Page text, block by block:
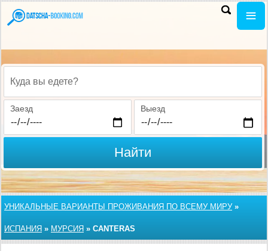
Куда вы едете?
Заезд Выезд
Найти
УНИКАЛЬНЫЕ ВАРИАНТЫ ПРОЖИВАНИЯ ПО ВСЕМУ МИРУ»
ИСПАНИЯ » МУРСИЯ » CANTERAS